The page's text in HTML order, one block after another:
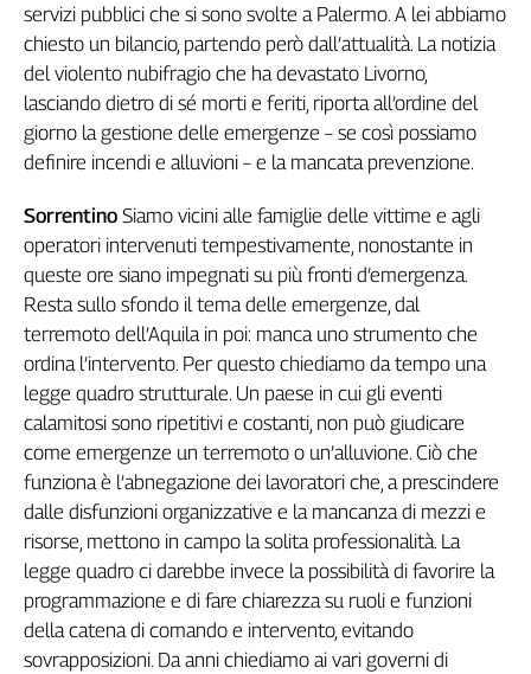
il
sangue
ragione
120
anni
Cgil
Academy
Collettiva
Play
Rubriche
Collettiva
Talk
La
Collettiva
Girasoli
Sassolino
Linea
Economica
Tech
It
servizi pubblici che si sono svolte a Palermo. A lei abbiamo
chiesto un bilancio, partendo però dall’attualità. La notizia
del violento nubifragio che ha devastato Livorno,
lasciando dietro di sé morti e feriti, riporta all’ordine del
giorno la gestione delle emergenze – se così possiamo
definire incendi e alluvioni – e la mancata prevenzione.
Sorrentino Siamo vicini alle famiglie delle vittime e agli
operatori intervenuti tempestivamente, nonostante in
queste ore siano impegnati su più fronti d’emergenza.
Resta sullo sfondo il tema delle emergenze, dal
terremoto dell’Aquila in poi: manca uno strumento che
ordina l’intervento. Per questo chiediamo da tempo una
legge quadro strutturale. Un paese in cui gli eventi
calamitosi sono ripetitivi e costanti, non può giudicare
come emergenze un terremoto o un’alluvione. Ciò che
funziona è l’abnegazione dei lavoratori che, a prescindere
dalle disfunzioni organizzative e la mancanza di mezzi e
risorse, mettono in campo la solita professionalità. La
legge quadro ci darebbe invece la possibilità di favorire la
programmazione e di fare chiarezza su ruoli e funzioni
della catena di comando e intervento, evitando
sovrapposizioni. Da anni chiediamo ai vari governi di